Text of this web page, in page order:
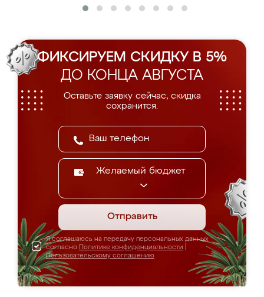
ФИКСИРУЕМ СКИДКУ В 5%
ДО КОНЦА АВГУСТА
Оставьте заявку сейчас, скидка
сохранится.
Желаемый бюджет
Отправить
Я соглашаюсь на передачу персональных данных
согласно Политике конфиденциальности
Пользовательскому соглашению